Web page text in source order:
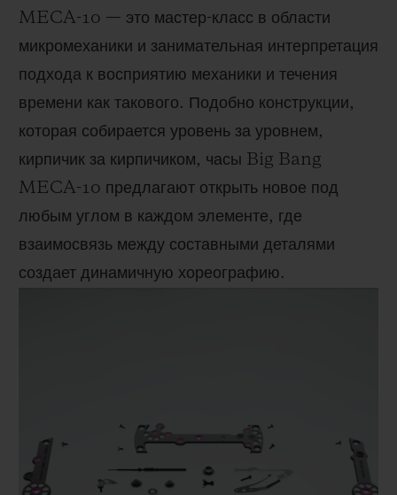
MECA-10 — это мастер-класс в области
микромеханики и занимательная интерпретация
подхода к восприятию механики и течения
времени как такового. Подобно конструкции,
которая собирается уровень за уровнем,
кирпичик за кирпичиком, часы Big Bang
MECA-10 предлагают открыть новое под
любым углом в каждом элементе, где
взаимосвязь между составными деталями
создает динамичную хореографию.